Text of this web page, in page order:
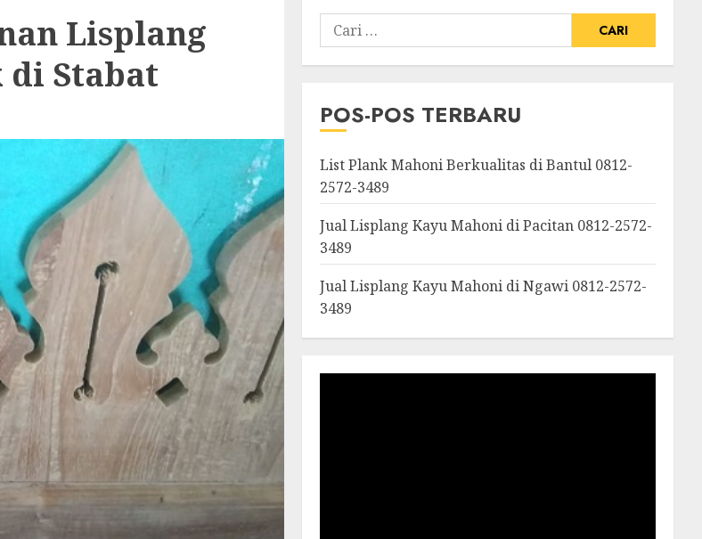
Lisplang
di Stabat
POS-POS TERBARU
List Plank Mahoni Berkualitas di Bantul 0812-
2572-3489
Jual Lisplang Kayu Mahoni di Pacitan 0812-2572-
3489
Jual Lisplang Kayu Mahoni di Ngawi 0812-2572-
3489